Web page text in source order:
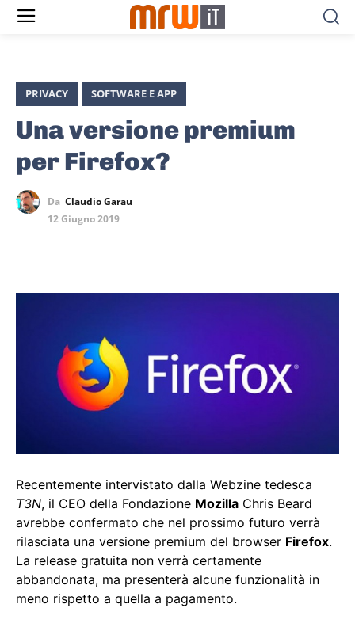
PRIVACY SOFTWARE E APP
Una versione premium
per Firefox?
Da Claudio Garau
12 Giugno 2019
Recentemente intervistato dalla Webzine tedesca
T3N, il CEO della Fondazione Mozilla Chris Beard
avrebbe confermato che nel prossimo futuro verrà
rilasciata una versione premium del browser Firefox.
La release gratuita non verrà certamente
abbandonata, ma presenterà alcune funzionalità in
meno rispetto a quella a pagamento.